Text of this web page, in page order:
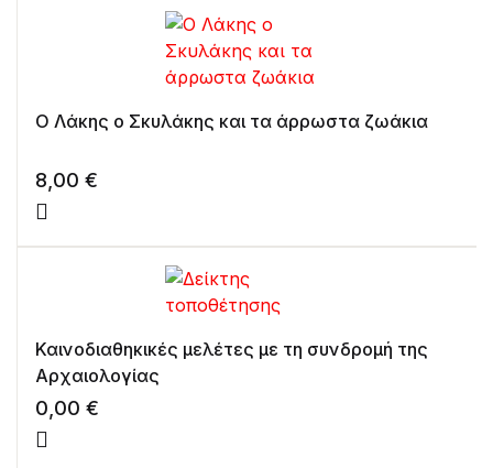
Ο Λάκης ο Σκυλάκης και τα άρρωστα ζωάκια
8,00 €
Καινοδιαθηκικές μελέτες με τη συνδρομή της
Αρχαιολογίας
0,00 €